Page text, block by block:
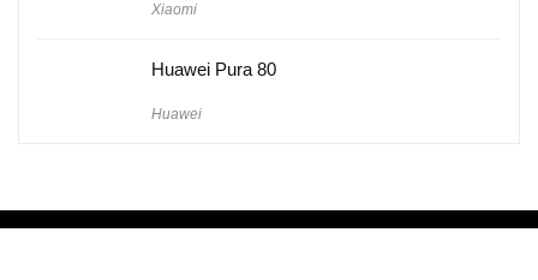
Xiaomi
Huawei Pura 80
Huawei